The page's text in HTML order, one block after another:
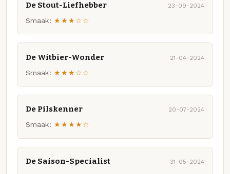
De Stout-Liefhebber 23-09-2024
Smaak: ★★★☆☆
De Witbier-Wonder 21-04-2024
Smaak: ★★★☆☆
De Pilskenner 20-07-2024
Smaak: ★★★★☆
De Saison-Specialist 31-05-2024